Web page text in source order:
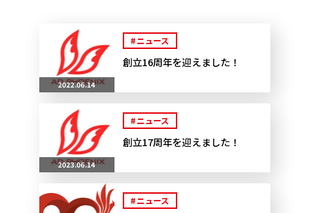
2022.06.14
#ニュース
創立16周年を迎えました！
2023.06.14
#ニュース
創立17周年を迎えました！
#ニュース